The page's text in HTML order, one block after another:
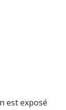
est exposé